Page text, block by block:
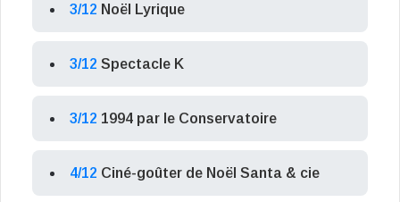
3/12 Noël Lyrique
3/12 Spectacle K
3/12 1994 par le Conservatoire
4/12 Ciné-goûter de Noël Santa & cie